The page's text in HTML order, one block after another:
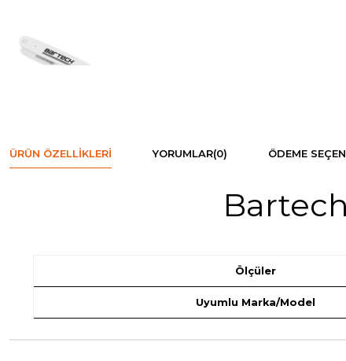
ÜRÜN ÖZELLIKLERI YORUMLAR(0) ÖDEME
Ölçüler
Uyumlu Marka/Model